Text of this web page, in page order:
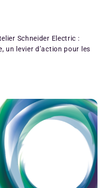
Schneider Electric :
un levier d’action pour les